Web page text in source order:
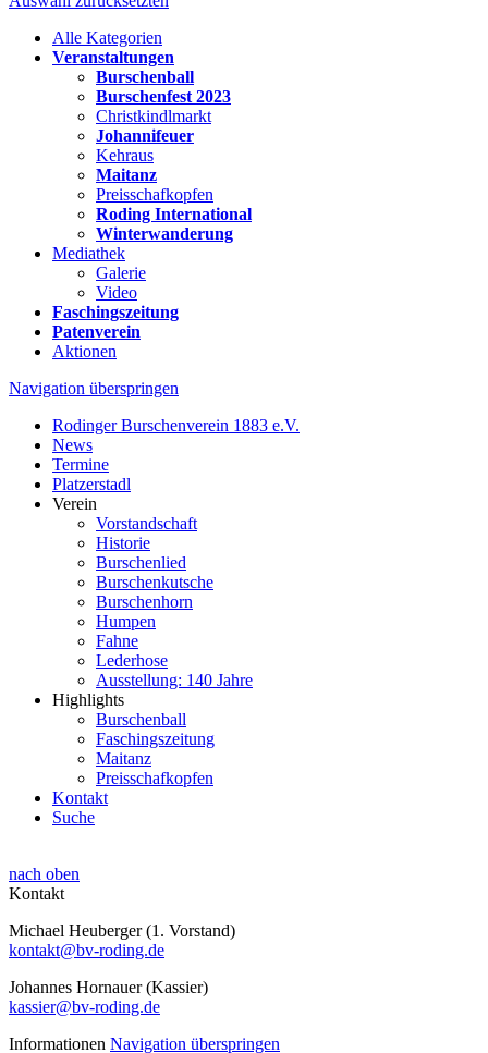
Alle Kategorien
Veranstaltungen
Burschenball
Burschenfest 2023
Christkindlmarkt
Johannifeuer
Kehraus
Maitanz
Preisschafkopfen
Roding International
Winterwanderung
Mediathek
Galerie
Video
Faschingszeitung
Patenverein
Aktionen
Navigation überspringen
Rodinger Burschenverein 1883 e.V.
News
Termine
Platzerstadl
Verein
Vorstandschaft
Historie
Burschenlied
Burschenkutsche
Burschenhorn
Humpen
Fahne
Lederhose
Ausstellung: 140 Jahre
Highlights
Burschenball
Faschingszeitung
Maitanz
Preisschafkopfen
Kontakt
Suche
nach oben
Kontakt
Michael Heuberger (1. Vorstand)
kontakt@bv-roding.de
Johannes Hornauer (Kassier)
kassier@bv-roding.de
Informationen Navigation überspringen